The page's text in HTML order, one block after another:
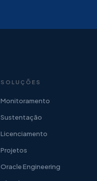
SOLUÇÕES
Monitoramento
Sustentação
Licenciamento
Projetos
Oracle Engineering